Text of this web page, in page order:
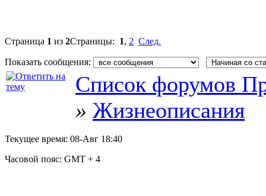
Страница 1 из 2Страницы: 1, 2 След.
Показать сообщения:
Список форумов
» Жизнеописания
Текущее время: 08-Авг 18:40
Часовой пояс: GMT + 4